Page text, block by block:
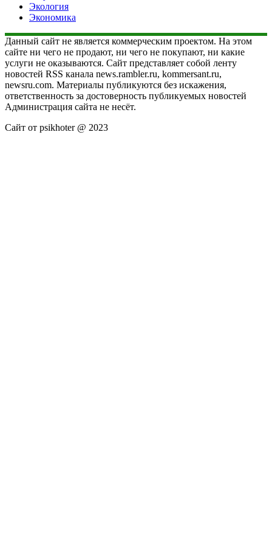
Экология
Экономика
Данный сайт не является коммерческим проектом. На этом
сайте ни чего не продают, ни чего не покупают, ни какие
услуги не оказываются. Сайт представляет собой ленту
новостей RSS канала news.rambler.ru, kommersant.ru,
newsru.com. Материалы публикуются без искажения,
ответственность за достоверность публикуемых новостей
Администрация сайта не несёт.
Сайт от psikhoter @ 2023